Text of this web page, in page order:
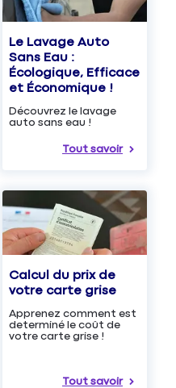
Le Lavage Auto
Sans Eau :
Écologique, Efficace
et Économique !
Découvrez le lavage
auto sans eau !
Tout savoir
Calcul du prix de
votre carte grise
Apprenez comment est
determiné le coût de
votre carte grise !
Tout savoir